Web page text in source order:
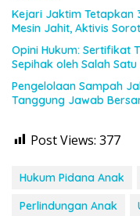
Kejari Jaktim Tetapkan
Mesin Jahit, Aktivis
Opini Hukum: Sertifikat
Sepihak oleh Salah Satu
Pengelolaan Sampah
Tanggung Jawab
Post Views: 377
Hukum Pidana Anak
Perlindungan Anak